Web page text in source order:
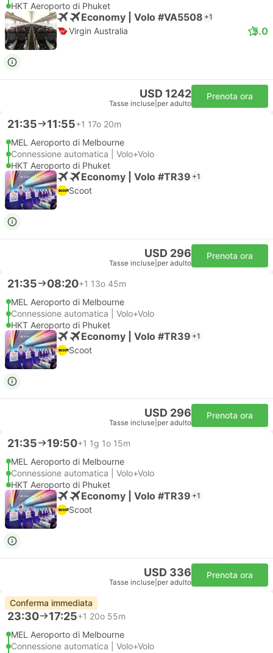
HKT Aeroporto di Phuket
Economy | Volo #VA5508 +1
Virgin Australia 5.0
USD 1242
Tasse incluse per adulto
Prenota ora
21:35 11:55+1 17o 20m
MEL Aeroporto di Melbourne
Connessione automatica | Volo+Volo
HKT Aeroporto di Phuket
Economy | Volo #TR39 +1
Scoot
USD 296
Tasse incluse per adulto
Prenota ora
21:35 08:20+1 13o 45m
MEL Aeroporto di Melbourne
Connessione automatica | Volo+Volo
HKT Aeroporto di Phuket
Economy | Volo #TR39 +1
Scoot
USD 296
Tasse incluse per adulto
Prenota ora
21:35 19:50+1 1g 1o 15m
MEL Aeroporto di Melbourne
Connessione automatica | Volo+Volo
HKT Aeroporto di Phuket
Economy | Volo #TR39 +1
Scoot
USD 336
Tasse incluse per adulto
Prenota ora
Conferma immediata
23:30 17:25+1 20o 55m
MEL Aeroporto di Melbourne
Connessione automatica | Volo+Volo